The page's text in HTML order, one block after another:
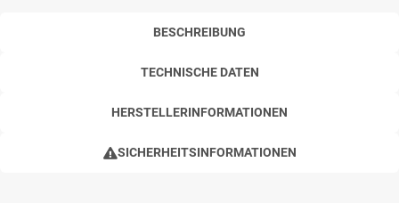
BESCHREIBUNG
TECHNISCHE DATEN
HERSTELLERINFORMATIONEN
SICHERHEITSINFORMATIONEN